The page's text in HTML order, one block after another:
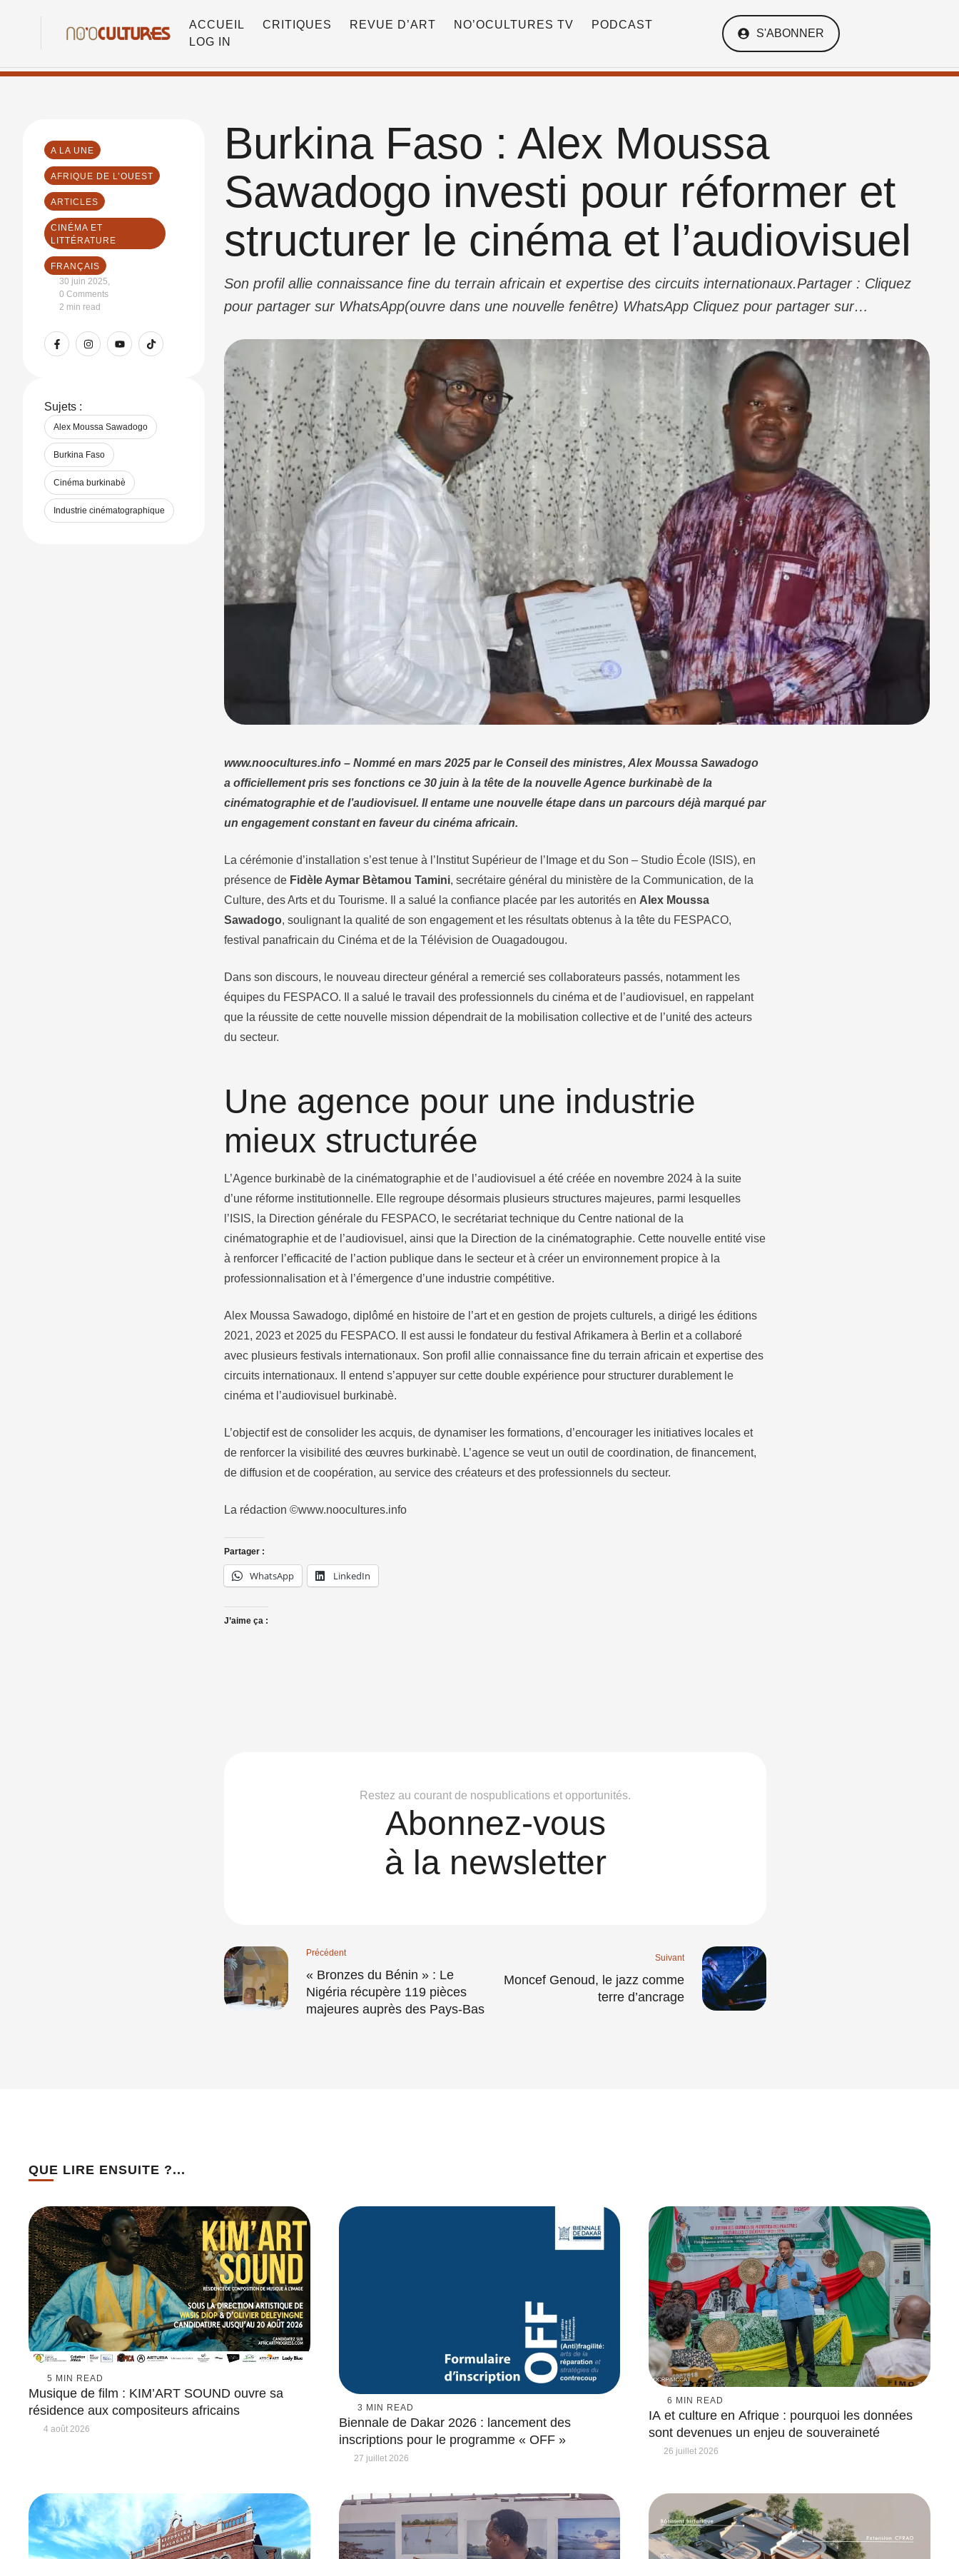
ACCUEIL CRITIQUES REVUE D’ART NO’OCULTURES TV
PODCAST
LOG IN
S'ABONNER
A LA UNE
AFRIQUE DE L’OUEST
ARTICLES
CINÉMA ET
LITTÉRATURE
FRANÇAIS
30 juin 2025,
0 Comments
2 min read
Sujets :
Alex Moussa Sawadogo
Burkina Faso
Cinéma burkinabè
Industrie cinématographique
Burkina Faso : Alex Moussa
Sawadogo investi pour réformer et
structurer le cinéma et l’audiovisuel
Son profil allie connaissance fine du terrain africain et expertise des circuits internationaux.Partager : Cliquez
pour partager sur WhatsApp(ouvre dans une nouvelle fenêtre) WhatsApp Cliquez pour partager sur
www.noocultures.info – Nommé en mars 2025 par le Conseil des ministres, Alex Moussa Sawadogo
a officiellement pris ses fonctions ce 30 juin à la tête de la nouvelle Agence burkinabè de la
cinématographie et de l’audiovisuel. Il entame une nouvelle étape dans un parcours déjà marqué par
un engagement constant en faveur du cinéma africain.
La cérémonie d’installation s’est tenue à l’Institut Supérieur de l’Image et du Son – Studio École (ISIS), en
présence de Fidèle Aymar Bètamou Tamini, secrétaire général du ministère de la Communication, de la
Culture, des Arts et du Tourisme. Il a salué la confiance placée par les autorités en Alex Moussa
Sawadogo, soulignant la qualité de son engagement et les résultats obtenus à la tête du FESPACO,
festival panafricain du Cinéma et de la Télévision de Ouagadougou.
Dans son discours, le nouveau directeur général a remercié ses collaborateurs passés, notamment les
équipes du FESPACO. Il a salué le travail des professionnels du cinéma et de l’audiovisuel, en rappelant
que la réussite de cette nouvelle mission dépendrait de la mobilisation collective et de l’unité des acteurs
du secteur.
Une agence pour une industrie
mieux structurée
L’Agence burkinabè de la cinématographie et de l’audiovisuel a été créée en novembre 2024 à la suite
d’une réforme institutionnelle. Elle regroupe désormais plusieurs structures majeures, parmi lesquelles
l’ISIS, la Direction générale du FESPACO, le secrétariat technique du Centre national de la
cinématographie et de l’audiovisuel, ainsi que la Direction de la cinématographie. Cette nouvelle entité vise
à renforcer l’efficacité de l’action publique dans le secteur et à créer un environnement propice à la
professionnalisation et à l’émergence d’une industrie compétitive.
Alex Moussa Sawadogo, diplômé en histoire de l’art et en gestion de projets culturels, a dirigé les éditions
2021, 2023 et 2025 du FESPACO. Il est aussi le fondateur du festival Afrikamera à Berlin et a collaboré
avec plusieurs festivals internationaux. Son profil allie connaissance fine du terrain africain et expertise des
circuits internationaux. Il entend s’appuyer sur cette double expérience pour structurer durablement le
cinéma et l’audiovisuel burkinabè.
L’objectif est de consolider les acquis, de dynamiser les formations, d’encourager les initiatives locales et
de renforcer la visibilité des œuvres burkinabè. L’agence se veut un outil de coordination, de financement,
de diffusion et de coopération, au service des créateurs et des professionnels du secteur.
La rédaction ©www.noocultures.info
Partager :
WhatsApp LinkedIn
J’aime ça :
Restez au courant de nospublications et opportunités.
Abonnez-vous
à la newsletter
Précédent
« Bronzes du Bénin » : Le
Nigéria récupère 119 pièces
majeures auprès des Pays-Bas
Suivant
Moncef Genoud, le jazz comme
terre d’ancrage
QUE LIRE ENSUITE ?...
5 MIN READ
Musique de film : KIM’ART SOUND ouvre sa
résidence aux compositeurs africains
4 août 2026
3 MIN READ
Biennale de Dakar 2026 : lancement des
inscriptions pour le programme « OFF »
27 juillet 2026
6 MIN READ
IA et culture en Afrique : pourquoi les données
sont devenues un enjeu de souveraineté
26 juillet 2026